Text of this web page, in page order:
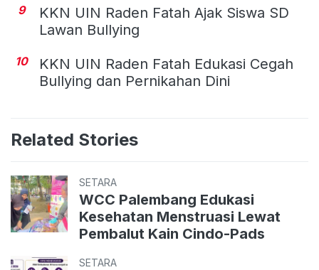
9
KKN UIN Raden Fatah Ajak Siswa SD
Lawan Bullying
10
KKN UIN Raden Fatah Edukasi Cegah
Bullying dan Pernikahan Dini
Related Stories
SETARA
WCC Palembang Edukasi
Kesehatan Menstruasi Lewat
Pembalut Kain Cindo-Pads
SETARA